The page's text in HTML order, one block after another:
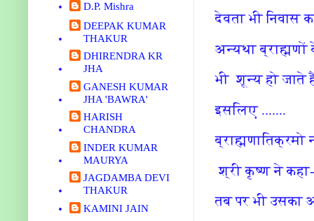
देवता भी निवास
अन्यथा
भी शून्य हो जाते
इसलिए .......
ब्राह्मणातिक्रमो
श्री कृष्ण ने कहा-
तब पर भी उसका
D.P. Mishra
DEEPAK KUMAR
THAKUR
DHIRENDRA KR
JHA
GANESH KUMAR
JHA 'BAWRA'
HARISH
CHANDRA
INDER KUMAR
MAURYA
JAGDAMBA DEVI
THAKUR
KAMINI JAIN